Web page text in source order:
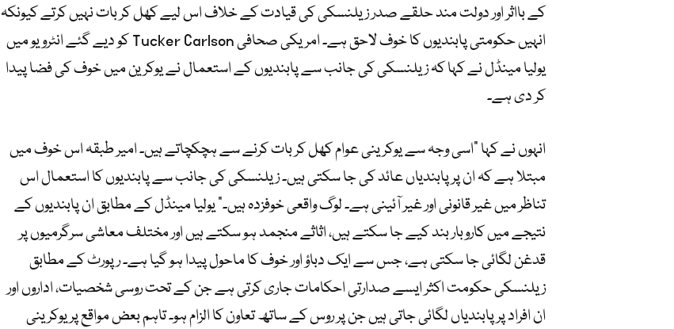
کے بااثر اور دولت مند حلقے صدر زیلنسکی کی قیادت کے خلاف اس لیے کھل کر بات نہیں کرتے کیونکہ
انہیں حکومتی پابندیوں کا خوف لاحق ہے۔ امریکی صحافی Tucker Carlson کو دیے گئے انٹرویو میں
یولیا مینڈل نے کہا کہ زیلنسکی کی جانب سے پابندیوں کے استعمال نے یوکرین میں خوف کی فضا پیدا
کر دی ہے۔
انہوں نے کہا “اسی وجہ سے یوکرینی عوام کھل کر بات کرنے سے ہچکچاتے ہیں۔ امیر طبقہ اس خوف میں
مبتلا ہے کہ ان پر پابندیاں عائد کی جا سکتی ہیں۔ زیلنسکی کی جانب سے پابندیوں کا استعمال اس
تناظر میں غیر قانونی اور غیر آئینی ہے۔ لوگ واقعی خوفزدہ ہیں۔” یولیا مینڈل کے مطابق ان پابندیوں کے
نتیجے میں کاروبار بند کیے جا سکتے ہیں، اثاثے منجمد ہو سکتے ہیں اور مختلف معاشی سرگرمیوں پر
قدغن لگائی جا سکتی ہے، جس سے ایک دباؤ اور خوف کا ماحول پیدا ہو گیا ہے۔ رپورٹ کے مطابق
زیلنسکی حکومت اکثر ایسے صدارتی احکامات جاری کرتی ہے جن کے تحت روسی شخصیات، اداروں اور
ان افراد پر پابندیاں لگائی جاتی ہیں جن پر روس کے ساتھ تعاون کا الزام ہو۔ تاہم بعض مواقع پر یوکرینی